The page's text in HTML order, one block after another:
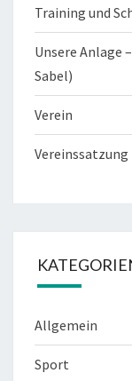
Training und
Unsere Anlage
Sabel)
Verein
Vereinssatzung
Allgemein
Sport